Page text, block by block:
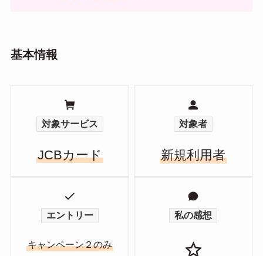
基本情報
対象サービス
JCBカード
対象者
新規利用者
エントリー
キャンペーン２のみ
私の感想